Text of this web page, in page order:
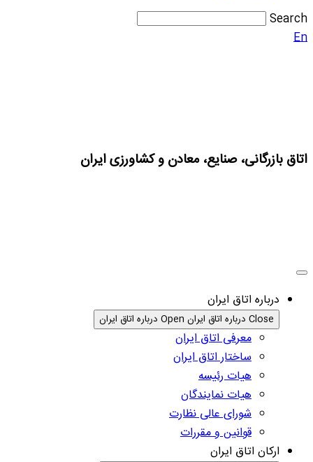
Search
En
اتاق بازرگانی، صنایع، معادن و کشاورزی ایران
درباره اتاق ایران
Close درباره اتاق ایران Open درباره اتاق ایران
معرفی اتاق ایران
ساختار اتاق ایران
هیات رئیسه
هیات نمایندگان
شورای عالی نظارت
قوانین و مقررات
ارکان اتاق ایران